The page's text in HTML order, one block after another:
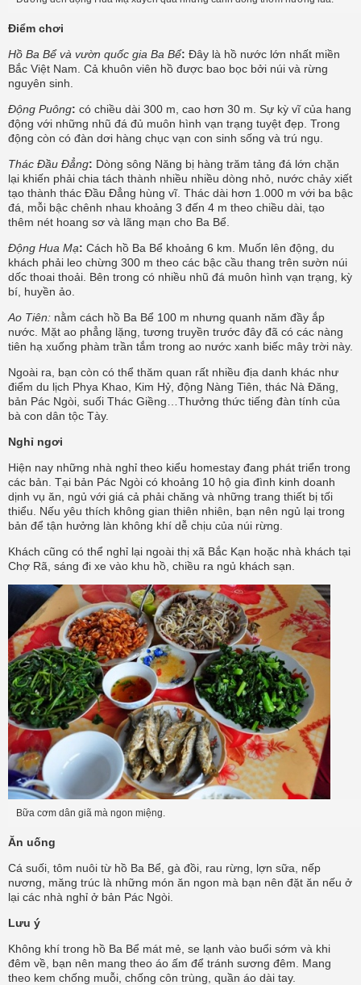
Điểm chơi
Hồ Ba Bể và vườn quốc gia Ba Bể: Đây là hồ nước lớn nhất miền
Bắc Việt Nam. Cả khuôn viên hồ được bao bọc bởi núi và rừng
nguyên sinh.
Động Puông: có chiều dài 300 m, cao hơn 30 m. Sự kỳ vĩ của hang
động với những nhũ đá đủ muôn hình vạn trạng tuyệt đẹp. Trong
động còn có đàn dơi hàng chục vạn con sinh sống và trú ngụ.
Thác Đầu Đẳng: Dòng sông Năng bị hàng trăm tảng đá lớn chặn
lại khiến phải chia tách thành nhiều nhiều dòng nhỏ, nước chảy xiết
tạo thành thác Đầu Đẳng hùng vĩ. Thác dài hơn 1.000 m với ba bậc
đá, mỗi bậc chênh nhau khoảng 3 đến 4 m theo chiều dài, tạo
thêm nét hoang sơ và lãng mạn cho Ba Bể.
Động Hua Mạ: Cách hồ Ba Bể khoảng 6 km. Muốn lên động, du
khách phải leo chừng 300 m theo các bậc cầu thang trên sườn núi
dốc thoai thoải. Bên trong có nhiều nhũ đá muôn hình vạn trạng, kỳ
bí, huyền ảo.
Ao Tiên: nằm cách hồ Ba Bể 100 m nhưng quanh năm đầy ắp
nước. Mặt ao phẳng lặng, tương truyền trước đây đã có các nàng
tiên hạ xuống phàm trần tắm trong ao nước xanh biếc mây trời này.
Ngoài ra, bạn còn có thể thăm quan rất nhiều địa danh khác như
điểm du lịch Phya Khao, Kim Hỷ, động Nàng Tiên, thác Nà Đăng,
bản Pác Ngòi, suối Thác Giềng…Thưởng thức tiếng đàn tính của
bà con dân tộc Tày.
Nghỉ ngơi
Hiện nay những nhà nghỉ theo kiểu homestay đang phát triển trong
các bản. Tại bản Pác Ngòi có khoảng 10 hộ gia đình kinh doanh
dịnh vụ ăn, ngủ với giá cả phải chăng và những trang thiết bị tối
thiểu. Nếu yêu thích không gian thiên nhiên, bạn nên ngủ lại trong
bản để tận hưởng làn không khí dễ chịu của núi rừng.
Khách cũng có thể nghỉ lại ngoài thị xã Bắc Kạn hoặc nhà khách tại
Chợ Rã, sáng đi xe vào khu hồ, chiều ra ngủ khách sạn.
Bữa cơm dân giã mà ngon miệng.
Ăn uống
Cá suối, tôm nuôi từ hồ Ba Bể, gà đồi, rau rừng, lợn sữa, nếp
nương, măng trúc là những món ăn ngon mà bạn nên đặt ăn nếu ở
lại các nhà nghỉ ở bản Pác Ngòi.
Lưu ý
Không khí trong hồ Ba Bể mát mẻ, se lạnh vào buổi sớm và khi
đêm về, bạn nên mang theo áo ấm để tránh sương đêm. Mang
theo kem chống muỗi, chống côn trùng, quần áo dài tay.